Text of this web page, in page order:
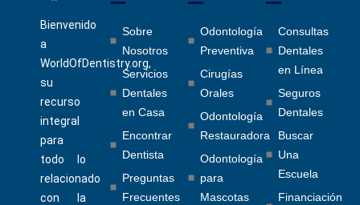
Bienvenido
a
WorldOfDentistry.org,
su
recurso
integral
para
todo lo
relacionado
con la
Sobre
Nosotros
Servicios
Dentales
en Casa
Encontrar
Dentista
Preguntas
Frecuentes
Odontología
Preventiva
Cirugías
Orales
Odontología
Restauradora
Odontología
para
Mascotas
Consultas
Dentales
en Línea
Seguros
Dentales
Buscar
Una
Escuela
Financiación